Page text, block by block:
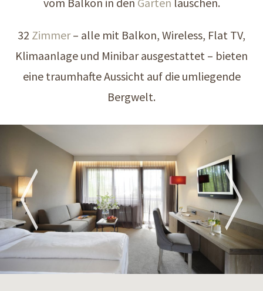
32 Zimmer– alle mit Balkon, Wireless, Flat TV,
Klimaanlage und Minibar ausgestattet – bieten
eine traumhafte Aussicht auf die umliegende
Bergwelt.